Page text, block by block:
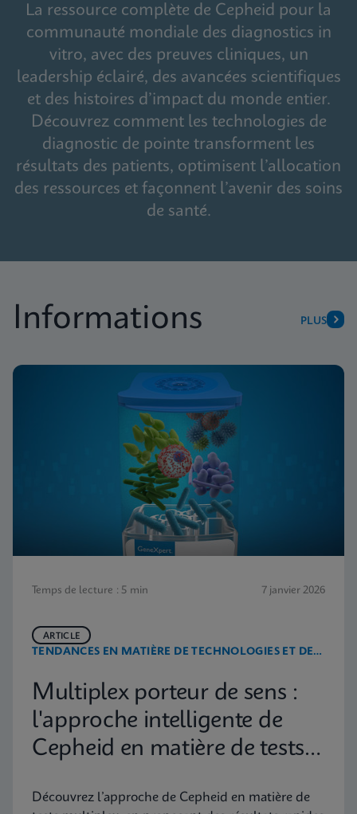
La ressource complète de Cepheid pour la
communauté mondiale des diagnostics in
vitro, avec des preuves cliniques, un
leadership éclairé, des avancées scientifiques
et des histoires d’impact du monde entier.
Découvrez comment les technologies de
diagnostic de pointe transforment les
résultats des patients, optimisent l’allocation
des ressources et façonnent l’avenir des soins
de santé.
Informations PLUS
Temps de lecture : 5 min 7 janvier 2026
TENDANCES EN MATIÈRE DE TECHNOLOGIES ET DE
ARTICLE
Multiplex porteur de sens :
l'approche intelligente de
Cepheid en matière de tests
Découvrez l’approche de Cepheid en matière de